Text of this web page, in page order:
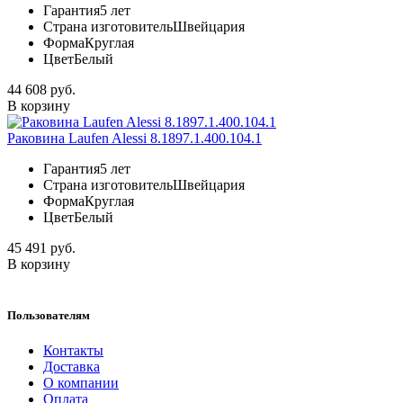
Гарантия5 лет
Страна изготовительШвейцария
ФормаКруглая
ЦветБелый
44 608 руб.
В корзину
Раковина Laufen Alessi 8.1897.1.400.104.1
Гарантия5 лет
Страна изготовительШвейцария
ФормаКруглая
ЦветБелый
45 491 руб.
В корзину
Пользователям
Контакты
Доставка
О компании
Оплата